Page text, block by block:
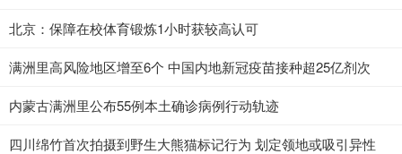
北京：保障在校体育锻炼1小时获较高认可
满洲里高风险地区增至6个 中国内地新冠疫苗接种超25亿剂次
内蒙古满洲里公布55例本土确诊病例行动轨迹
四川绵竹首次拍摄到野生大熊猫标记行为 划定领地或吸引异性